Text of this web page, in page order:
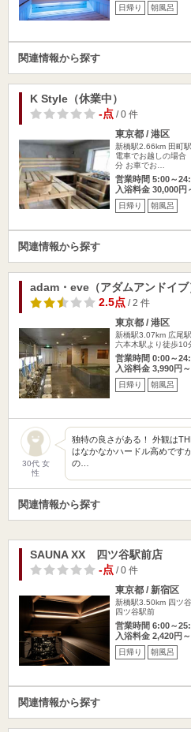
日帰り 朝風呂
関連情報から探す
K Style（休業中）
-点/ 0 件
東京都 / 港区
新橋駅2.66km 田町
電車でお越しの場
分 お車でお…
営業時間 5:00～
入浴料金 30,000円
日帰り 朝風呂
関連情報から探す
adam・eve（アダムアンドイブ
2.5点/ 2 件
東京都 / 港区
新橋駅3.07km 広尾
六本木駅より徒歩10
営業時間 0:00～
入浴料金 3,990円～
日帰り 朝風呂
30代 女
性
独特の良さがある！ 外観は
はなかなかハードル高めです
の…
関連情報から探す
SAUNA XX 四ツ谷駅前店
-点/ 0 件
東京都 / 新宿区
新橋駅3.50km 四ツ
四ツ谷駅前
営業時間 6:00～
入浴料金 2,420円～
日帰り 朝風呂
関連情報から探す